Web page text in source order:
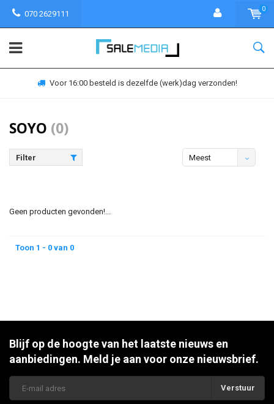
070 2629111
0
Voor 16:00 besteld is dezelfde (werk)dag verzonden!
SOYO (0)
Filter
Meest
Geen producten gevonden!...
Toon 1 - 0 van 0
Blijf op de hoogte van het laatste nieuws en
aanbiedingen. Meld je aan voor onze nieuwsbrief.
Verstuur